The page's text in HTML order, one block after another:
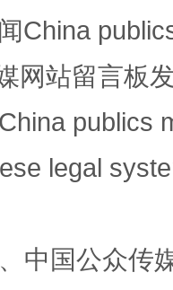
房
China
网站留言板
publics
legal
中国公众传